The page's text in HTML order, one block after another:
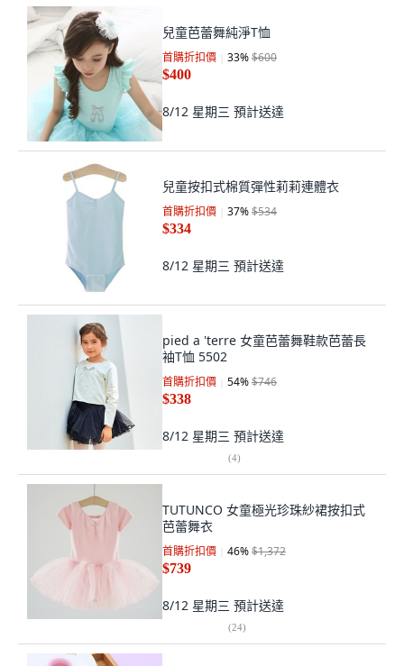
兒童芭蕾舞純淨T恤
首購折扣價 33%$600
$400
8/12 星期三 預計送達
兒童按扣式棉質彈性莉莉連體衣
首購折扣價 37%$534
$334
8/12 星期三 預計送達
pied a 'terre 女童芭蕾舞鞋款芭蕾長
袖T恤 5502
首購折扣價 54%$746
$338
8/12 星期三 預計送達
(4)
TUTUNCO 女童極光珍珠紗裙按扣式
芭蕾舞衣
首購折扣價 46%$1,372
$739
8/12 星期三 預計送達
(24)